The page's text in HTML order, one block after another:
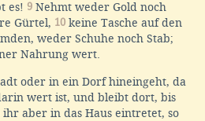
es! 9 Nehmt weder Gold noch
Gürtel, 10 keine Tasche auf den
weder Schuhe noch Stab;
Nahrung wert.
oder in ein Dorf hineingeht, da
wert ist, und bleibt dort, bis
ihr aber in das Haus eintretet, so